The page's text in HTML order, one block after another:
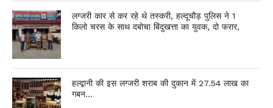
लग्जरी कार से कर रहे थे तस्करी, हल्दूचौड़ पुलिस ने 1
किलो चरस के साथ दबोचा बिंदुखत्ता का युवक, दो फरार,
हल्द्वानी की इस लग्जरी शराब की दुकान में 27.54 लाख का
गबन…